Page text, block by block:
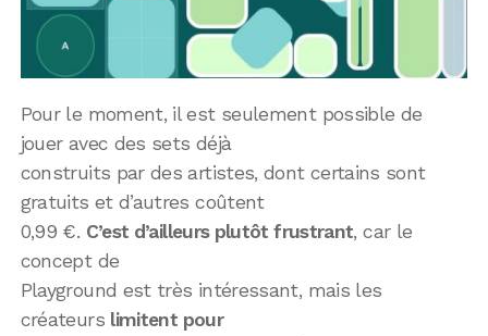
Pour le moment, il est seulement possible de
jouer avec des sets déjà
construits par des artistes, dont certains sont
gratuits et d’autres coûtent
0,99 €. C’est d’ailleurs plutôt frustrant, car le
concept de
Playground est très intéressant, mais les
créateurs limitent pour